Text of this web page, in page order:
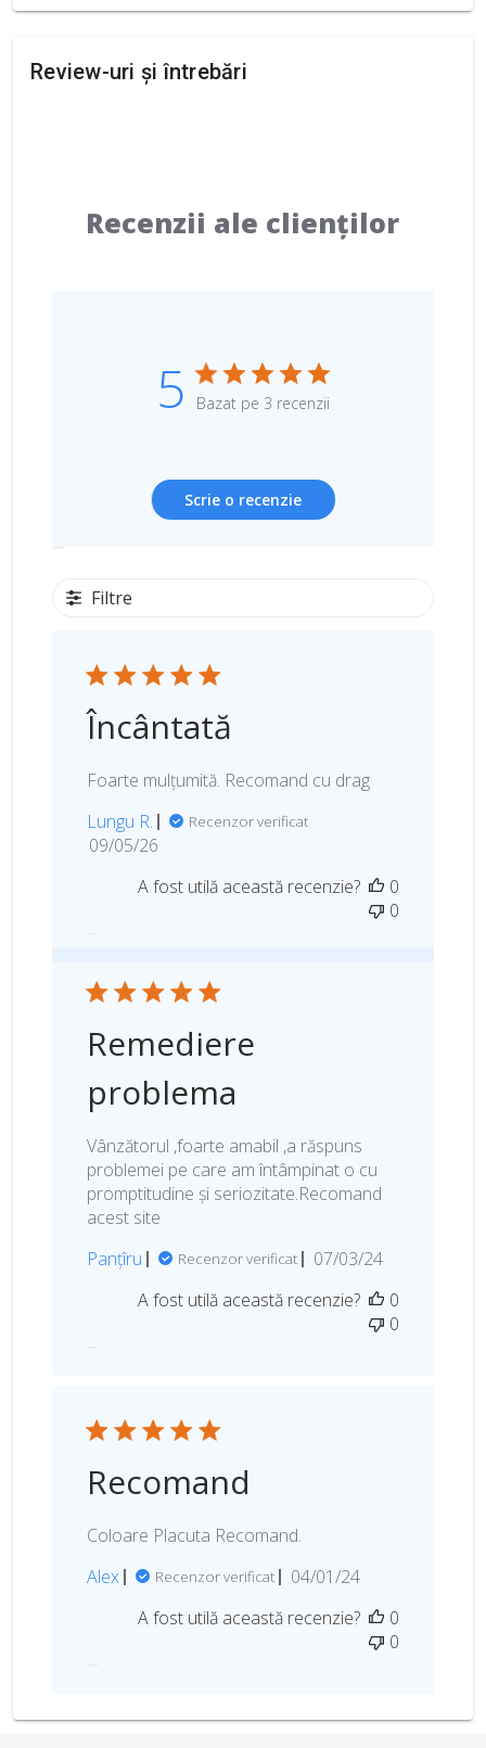
Review-uri și întrebări
Recenzii ale clienților
5 Bazat pe 3 recenzii
Scrie o recenzie
Filtre
Încântată
Foarte mulțumită. Recomand cu drag
Lungu R.
Recenzor verificat
D
b
i
c
ă
r
i
09/05/26
A fost utilă această recenzie?
0
0
Remediere
problema
Vânzătorul ,foarte amabil ,a răspuns
problemei pe care am întâmpinat o cu
promptitudine și seriozitate.Recomand
acest site
Panțîru
Recenzor verificat
D
t
i
07/03/24
A fost utilă această recenzie?
0
0
Recomand
Coloare Placuta Recomand.
Alex
Recenzor verificat
D
t
b
04/01/24
A fost utilă această recenzie?
0
0